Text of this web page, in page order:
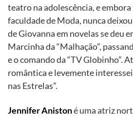
teatro na adolescência, e
faculdade de Moda, nunca
de Giovanna em novelas se deu
Marcinha da “Malhação”,
e o comando da “TV Globinho”.
romântica e levemente
nas Estrelas”.
Jennifer Anistoné uma atriz